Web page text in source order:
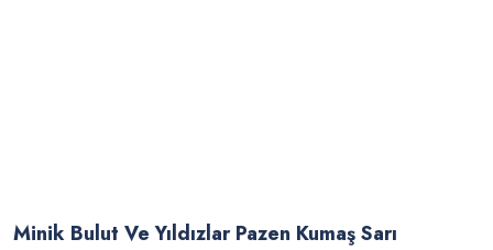
Minik Bulut Ve Yıldızlar Pazen Kumaş Sarı